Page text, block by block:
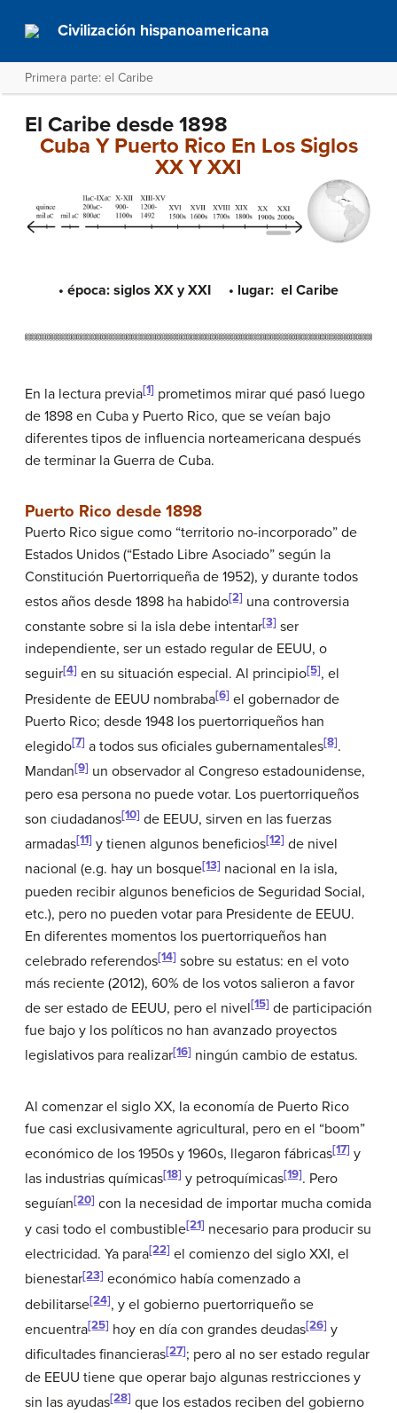
Civilización hispanoamericana
Primera parte: el Caribe
El Caribe desde 1898
Cuba Y Puerto Rico En Los Siglos
XX Y XXI
• época: siglos XX y XXI • lugar: el Caribe
En la lectura previa[1] prometimos mirar qué pasó luego
de 1898 en Cuba y Puerto Rico, que se veían bajo
diferentes tipos de influencia norteamericana después
de terminar la Guerra de Cuba.
Puerto Rico desde 1898
Puerto Rico sigue como “territorio no-incorporado” de
Estados Unidos (“Estado Libre Asociado” según la
Constitución Puertorriqueña de 1952), y durante todos
estos años desde 1898 ha habido[2] una controversia
constante sobre si la isla debe intentar[3] ser
independiente, ser un estado regular de EEUU, o
seguir[4] en su situación especial. Al principio[5], el
Presidente de EEUU nombraba[6] el gobernador de
Puerto Rico; desde 1948 los puertorriqueños han
elegido[7] a todos sus oficiales gubernamentales[8].
Mandan[9] un observador al Congreso estadounidense,
pero esa persona no puede votar. Los puertorriqueños
son ciudadanos[10] de EEUU, sirven en las fuerzas
armadas[11] y tienen algunos beneficios[12] de nivel
nacional (e.g. hay un bosque[13] nacional en la isla,
pueden recibir algunos beneficios de Seguridad Social,
etc.), pero no pueden votar para Presidente de EEUU.
En diferentes momentos los puertorriqueños han
celebrado referendos[14] sobre su estatus: en el voto
más reciente (2012), 60% de los votos salieron a favor
de ser estado de EEUU, pero el nivel[15] de participación
fue bajo y los políticos no han avanzado proyectos
legislativos para realizar[16] ningún cambio de estatus.
Al comenzar el siglo XX, la economía de Puerto Rico
fue casi exclusivamente agricultural, pero en el “boom”
económico de los 1950s y 1960s, llegaron fábricas[17] y
las industrias químicas[18] y petroquímicas[19]. Pero
seguían[20] con la necesidad de importar mucha comida
y casi todo el combustible[21] necesario para producir su
electricidad. Ya para[22] el comienzo del siglo XXI, el
bienestar[23] económico había comenzado a
debilitarse[24], y el gobierno puertorriqueño se
encuentra[25] hoy en día con grandes deudas[26] y
dificultades financieras[27]; pero al no ser estado regular
de EEUU tiene que operar bajo algunas restricciones y
sin las ayudas[28] que los estados reciben del gobierno